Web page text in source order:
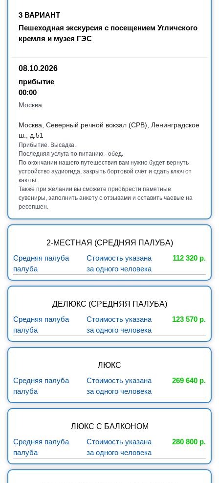
3 ВАРИАНТ
Пешеходная экскурсия с посещением Угличского
кремля и музея ГЭС
08.10.2026
прибытие
00:00
Москва
Москва, Северный речной вокзал (СРВ), Ленинградское
ш., д.51
Прибытие. Высадка.
Последняя услуга по питанию - обед.
По окончании нашего путешествия вам нужно будет вернуть
устройство аудиогида, закрыть бортовой счёт и сдать ключ от
каюты.
Также при желании вы сможете приобрести памятные
сувениры, заполнить анкету с отзывами и оставить чаевые на
ресепшен.
2-МЕСТНАЯ (СРЕДНЯЯ ПАЛУБА)
Средняя палуба
палуба
Стоимость указана
за одного человека
112 320 р.
ДЕЛЮКС (СРЕДНЯЯ ПАЛУБА)
Средняя палуба
палуба
Стоимость указана
за одного человека
123 570 р.
ЛЮКС
Средняя палуба
палуба
Стоимость указана
за одного человека
269 640 р.
ЛЮКС С БАЛКОНОМ
Средняя палуба
палуба
Стоимость указана
за одного человека
280 800 р.